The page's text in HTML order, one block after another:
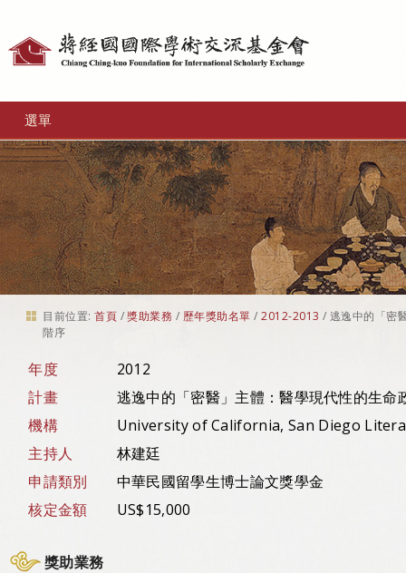
選單
目前位置: 首頁 /獎助業務 / 歷年獎助名單 /2012-2013 / 逃逸中的「密
階序
年度
2012
計畫
逃逸中的「密醫」主體：醫學現代性的生命
機構
University of California, San Diego
主持人
林建廷
申請類別
中華民國留學生博士論文獎學金
核定金額
US$15,000
獎助業務